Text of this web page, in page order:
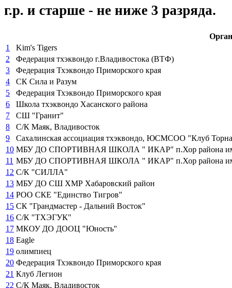
г.р. и старше - не ниже 3 разряда.
1
Kim's Tigers
2
Федерация тхэквондо г.Владивостока (ВТФ)
3
Федерация Тхэквондо Приморского края
4
СК Сила и Разум
5
Федерация Тхэквондо Приморского края
6
Школа тхэквондо Хасанского района
7
СШ "Гранит"
8
С/К Маяк, Владивосток
9
Сахалинская ассоциация тхэквондо, ЮСМСОО "Клуб
10 МБУ ДО СПОРТИВНАЯ ШКОЛА " ИКАР" п.Хор района
11 МБУ ДО СПОРТИВНАЯ ШКОЛА " ИКАР" п.Хор района
12 С/К "СИЛЛА"
13 МБУ ДО СШ ХМР Хабаровский район
14 РОО СКЕ "Единство Тигров"
15 СК "Грандмастер - Дальний Восток"
16 С/К "ТХЭГУК"
17 МКОУ ДО ДООЦ "Юность"
18 Eagle
19 олимпиец
20 Федерация Тхэквондо Приморского края
21 Клуб Легион
22 С/К Маяк, Владивосток